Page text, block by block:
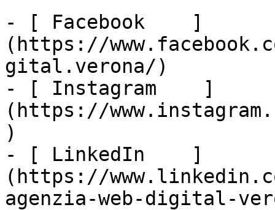
- [ Facebook    ]
(https://
gital.verona/)
- [ Instagram    ]
(https://
)
- [ LinkedIn    ]
(https://
agenzia-web-digital-